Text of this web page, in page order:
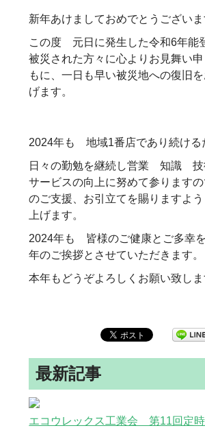
新年あけましておめでとうございま
この度 元日に発生した令和6年能
被災された方々に心よりお見舞い
もに、一日も早い被災地への復旧
げます。
2024年も 地域1番店であり続ける
日々の勤勉を継続し営業 知識
サービスの向上に努めて参ります
のご支援、お引立てを賜りますよ
上げます。
2024年も 皆様のご健康とご多幸
年のご挨拶とさせていただきます。
本年もどうぞよろしくお願い致しま
最新記事
エコウレックス工業会 第11回定